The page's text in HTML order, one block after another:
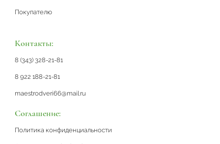
Покупателю
Контакты:
8 (343) 328-21-81
8 922 188-21-81
maestrodveri66@mail.ru
Соглашение:
Политика конфиденциальности